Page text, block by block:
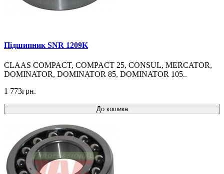
Підшипник SNR 1209K
CLAAS COMPACT, COMPACT 25, CONSUL, MERCATOR,
DOMINATOR, DOMINATOR 85, DOMINATOR 105..
1 773грн.
До кошика